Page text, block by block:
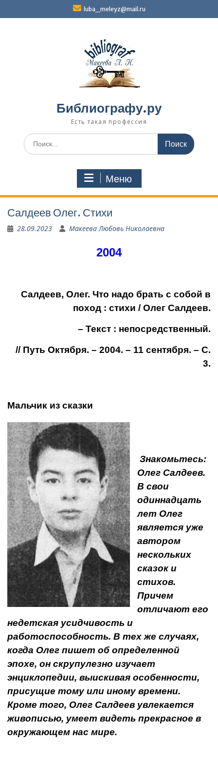
luba_meleyz@mail.ru
Библиографу.ру
Есть такая профессия
Поиск
по:
Меню
Салдеев Олег. Стихи
28.09.2023 Макеева Любовь Николаевна
2004
Салдеев, Олег. Что надо брать с собой в
поход : стихи / Олег Салдеев.
– Текст : непосредственный.
// Путь Октября. – 2004. – 11 сентября. – С.
3.
Мальчик из сказки
Знакомьтесь:
Олег Салдеев.
В свои
одиннадцать
лет Олег
является уже
автором
нескольких
сказок и
стихов.
Причем
отличают его
недетская усидчивость и
работоспособность. В тех же случаях,
когда Олег пишет об определенной
эпохе, он скрупулезно изучает
энциклопедии, выискивая особенно­сти,
присущие тому или иному времени.
Кроме того, Олег Салдеев увлекается
живописью, умеет видеть прекрасное в
окружающем нас мире.